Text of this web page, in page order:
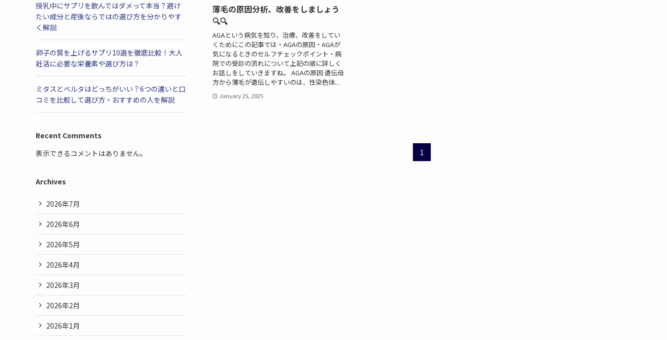
薄毛の原因分析、改善をしましょう
🔍🔍
AGAという病気を知り、治療、改善をしてい
くためにこの記事では・AGAの原因・AGAが
気になるときのセルフチェックポイント・病
院での受診の流れについて上記の順に詳しく
お話しをしていきますね。 AGAの原因 遺伝母
方から薄毛が遺伝しやすいのは、性染色体...
January 25, 2025
1
授乳中にサプリを飲んではダメって本当？避け
たい成分と産後ならではの選び方を分かりやす
く解説
卵子の質を上げるサプリ10選を徹底比較！大人
妊活に必要な栄養素や選び方は？
ミタスとベルタはどっちがいい？6つの違いと口
コミを比較して選び方・おすすめの人を解説
Recent Comments
表示できるコメントはありません。
Archives
2026年7月
2026年6月
2026年5月
2026年4月
2026年3月
2026年2月
2026年1月